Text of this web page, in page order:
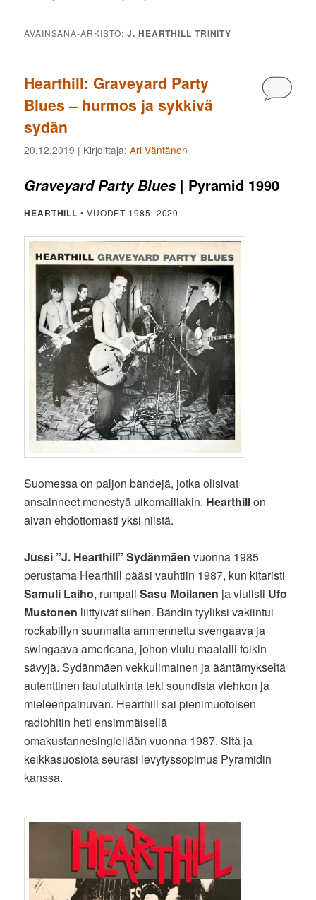
AVAINSANA-ARKISTO:J. HEARTHILL TRINITY
Hearthill: Graveyard Party
Blues – hurmos ja sykkivä
sydän
20.12.2019 | Kirjoittaja:Ari Väntänen
Graveyard Party Blues | Pyramid 1990
HEARTHILL • VUODET 1985–2020
Suomessa on paljon bändejä, jotka olisivat
ansainneet menestyä ulkomaillakin. Hearthillon
aivan ehdottomasti yksi niistä.
Jussi ”J. Hearthill” Sydänmäen vuonna 1985
perustama Hearthill pääsi vauhtiin 1987, kun kitaristi
Samuli Laiho, rumpaliSasu Moilanen ja viulisti Ufo
Mustonen liittyivät siihen. Bändin tyyliksi vakiintui
rockabillyn suunnalta ammennettu svengaava ja
swingaava americana, johon viulu maalaili folkin
sävyjä. Sydänmäen vekkulimainen ja ääntämykseltä
autenttinen laulutulkinta teki soundista viehkon ja
mieleenpainuvan. Hearthill sai pienimuotoisen
radiohitin heti ensimmäisellä
omakustannesinglellään vuonna 1987. Sitä ja
keikkasuosiota seurasi levytyssopimus Pyramidin
kanssa.